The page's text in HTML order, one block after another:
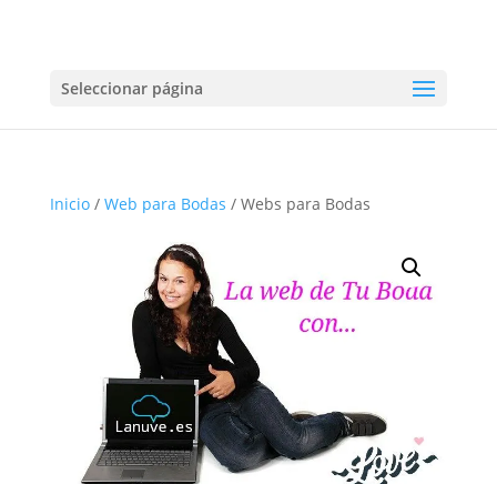
Seleccionar página
Inicio/ Web para Bodas / Webs para Bodas